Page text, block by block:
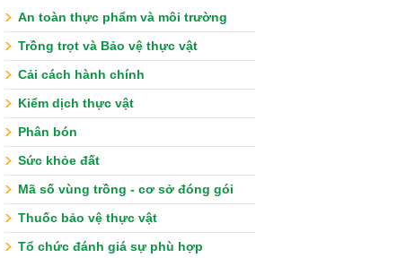
An toàn thực phẩm và môi trường
Trồng trọt và Bảo vệ thực vật
Cải cách hành chính
Kiểm dịch thực vật
Phân bón
Sức khỏe đất
Mã số vùng trồng - cơ sở đóng gói
Thuốc bảo vệ thực vật
Tổ chức đánh giá sự phù hợp